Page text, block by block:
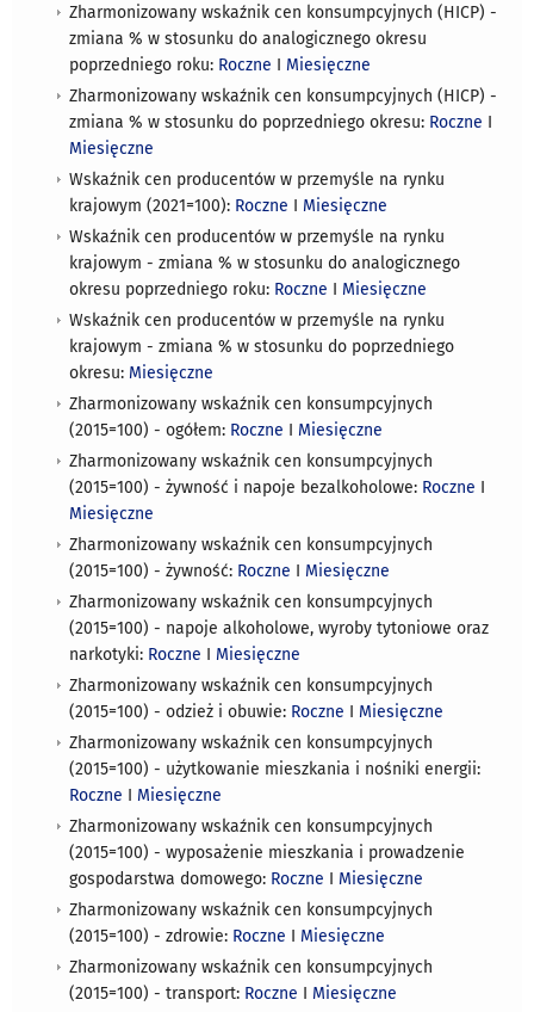
Zharmonizowany wskaźnik cen konsumpcyjnych (HICP) -
zmiana % w stosunku do analogicznego okresu
poprzedniego roku: Roczne I Miesięczne
Zharmonizowany wskaźnik cen konsumpcyjnych (HICP) -
zmiana % w stosunku do poprzedniego okresu: Roczne I
Miesięczne
Wskaźnik cen producentów w przemyśle na rynku
krajowym (2021=100): Roczne I Miesięczne
Wskaźnik cen producentów w przemyśle na rynku
krajowym - zmiana % w stosunku do analogicznego
okresu poprzedniego roku: Roczne I Miesięczne
Wskaźnik cen producentów w przemyśle na rynku
krajowym - zmiana % w stosunku do poprzedniego
okresu: Miesięczne
Zharmonizowany wskaźnik cen konsumpcyjnych
(2015=100) - ogółem: Roczne I Miesięczne
Zharmonizowany wskaźnik cen konsumpcyjnych
(2015=100) - żywność i napoje bezalkoholowe: Roczne I
Miesięczne
Zharmonizowany wskaźnik cen konsumpcyjnych
(2015=100) - żywność: Roczne I Miesięczne
Zharmonizowany wskaźnik cen konsumpcyjnych
(2015=100) - napoje alkoholowe, wyroby tytoniowe oraz
narkotyki: Roczne I Miesięczne
Zharmonizowany wskaźnik cen konsumpcyjnych
(2015=100) - odzież i obuwie: Roczne I Miesięczne
Zharmonizowany wskaźnik cen konsumpcyjnych
(2015=100) - użytkowanie mieszkania i nośniki energii:
Roczne I Miesięczne
Zharmonizowany wskaźnik cen konsumpcyjnych
(2015=100) - wyposażenie mieszkania i prowadzenie
gospodarstwa domowego: Roczne I Miesięczne
Zharmonizowany wskaźnik cen konsumpcyjnych
(2015=100) - zdrowie: Roczne I Miesięczne
Zharmonizowany wskaźnik cen konsumpcyjnych
(2015=100) - transport: Roczne I Miesięczne